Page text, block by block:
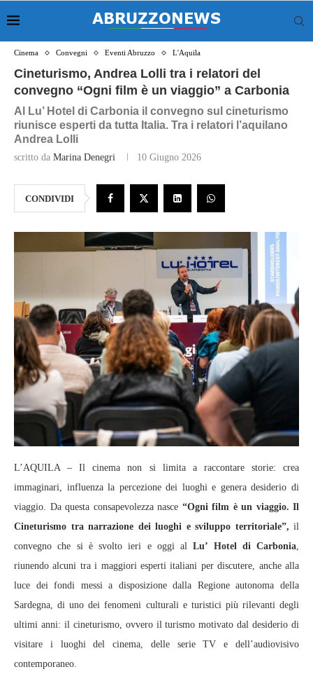
Cinema Convegni Eventi Abruzzo L'Aquila
Cineturismo, Andrea Lolli tra i relatori del
convegno “Ogni film è un viaggio” a Carbonia
Al Lu’ Hotel di Carbonia il convegno sul cineturismo
riunisce esperti da tutta Italia. Tra i relatori l’aquilano
Andrea Lolli
scritto da Marina Denegri 10 Giugno 2026
CONDIVIDI
L’AQUILA – Il cinema non si limita a raccontare storie: crea
immaginari, influenza la percezione dei luoghi e genera desiderio di
viaggio. Da questa consapevolezza nasce “Ogni film è un viaggio. Il
Cineturismo tra narrazione dei luoghi e sviluppo territoriale”, il
convegno che si è svolto ieri e oggi alLu’ Hotel di Carbonia,
riunendo alcuni tra i maggiori esperti italiani per discutere, anche alla
luce dei fondi messi a disposizione dalla Regione autonoma della
Sardegna, di uno dei fenomeni culturali e turistici più rilevanti degli
ultimi anni: il cineturismo, ovvero il turismo motivato dal desiderio di
visitare i luoghi del cinema, delle serie TV e dell’audiovisivo
contemporaneo.